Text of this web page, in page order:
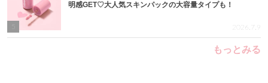
明感GET♡大人気スキンパックの大容量タイプも！
2026.7.9
もっとみる